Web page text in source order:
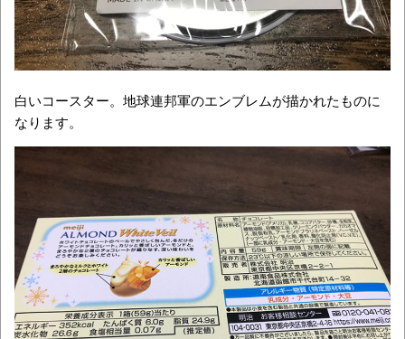
白いコースター。地球連邦軍のエンブレムが描かれたものに
なります。